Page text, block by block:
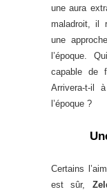
une aura
maladroit, il
une
l’époque.
capable de
Arrivera-t-il
l’époque ?
Certains
est sûr,